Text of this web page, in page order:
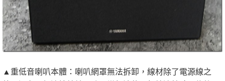
▲重低音喇叭本體：喇叭網罩無法拆卸，線材除了電源線之